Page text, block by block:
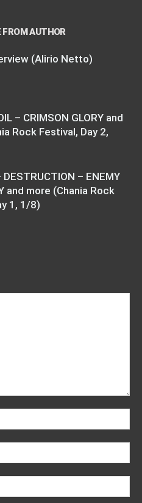
FROM AUTHOR
(Alirio Netto)
– CRIMSON GLORY and
Rock Festival, Day 2,
DESTRUCTION – ENEMY
and more (Chania Rock
1, 1/8)